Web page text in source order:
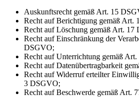
Auskunftsrecht gemäß Art. 15
Recht auf Berichtigung gemäß Art.
Recht auf Löschung gemäß Art. 17
Recht auf Einschränkung der
DSGVO;
Recht auf Unterrichtung gemäß
Recht auf Datenübertragbarkeit
Recht auf Widerruf erteilter
3 DSGVO;
Recht auf Beschwerde gemäß Art.